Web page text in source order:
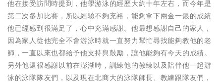
他在接受訪問時提到，他學游泳的經歷大約十年左右，而今年是
第二次參加比賽，所以經驗不夠充裕，能夠拿下兩金一銀的成績
他已經感到很滿足了，心中充滿感謝。他最想感謝自己的家人，
因為家人從他完全不會游泳時就一直努力幫忙尋找能夠教他的老
師，一直以來也都給予他支持與鼓勵，讓他能夠有今天的成績。
另外他還很感謝以前在澎湖時，訓練他的教練以及陪伴他一起游
泳的泳隊隊友們，以及現在北商大的泳隊師長、教練跟隊友們，